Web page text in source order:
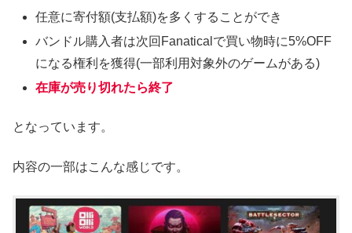
任意に寄付額(支払額)を多くすることができ
バンドル購入者は次回Fanaticalで買い物時に5%OFF
になる権利を獲得(一部利用対象外のゲームがある)
在庫が売り切れたら終了
となっています。
内容の一部はこんな感じです。